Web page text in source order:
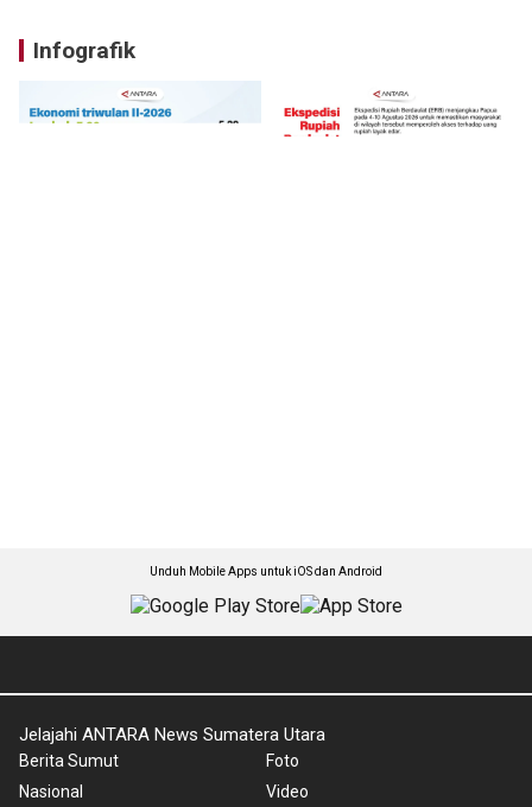
Infografik
Unduh Mobile Apps untuk iOS dan Android
Jelajahi ANTARA News Sumatera Utara
Berita Sumut
Nasional
Foto
Video